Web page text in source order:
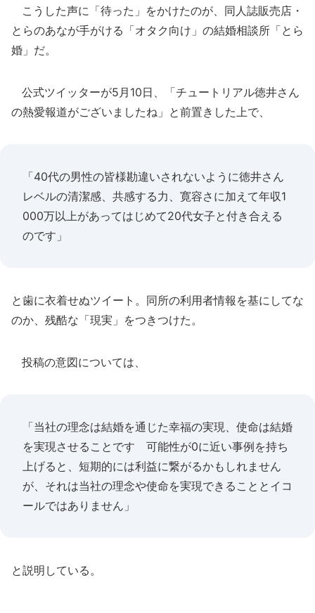
こうした声に「待った」をかけたのが、同人誌販売店・
とらのあなが手がける「オタク向け」の結婚相談所「とら
婚」だ。
公式ツイッターが5月10日、「チュートリアル徳井さん
の熱愛報道がございましたね」と前置きした上で、
「40代の男性の皆様勘違いされないように徳井さん
レベルの清潔感、共感する力、寛容さに加えて年収1
000万以上があってはじめて20代女子と付き合える
のです」
と歯に衣着せぬツイート。同所の利用者情報を基にしてな
のか、残酷な「現実」をつきつけた。
投稿の意図については、
「当社の理念は結婚を通じた幸福の実現、使命は結婚
を実現させることです 可能性が0に近い事例を持ち
上げると、短期的には利益に繋がるかもしれません
が、それは当社の理念や使命を実現できることとイコ
ールではありません」
と説明している。